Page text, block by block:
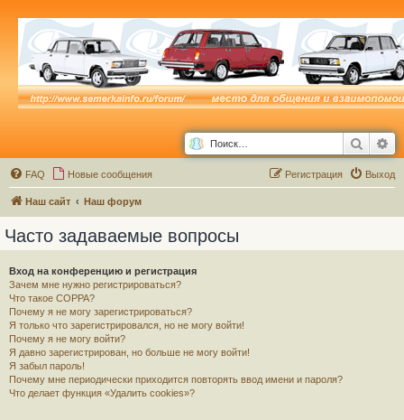
Поиск
FAQ Новые сообщения Выход
Регистрация
Наш сайт Наш форум
Часто задаваемые вопросы
Вход на конференцию и регистрация
Зачем мне нужно регистрироваться?
Что такое COPPA?
Почему я не могу зарегистрироваться?
Я только что зарегистрировался, но не могу войти!
Почему я не могу войти?
Я давно зарегистрирован, но больше не могу войти!
Я забыл пароль!
Почему мне периодически приходится повторять ввод имени и пароля?
Что делает функция «Удалить cookies»?